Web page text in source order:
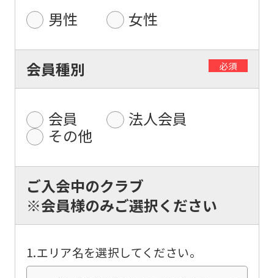
男性 女性
会員種別 必須
会員
法人会員
その他
ご入会中のクラブ
※会員様のみご選択ください
1.エリア名を選択してください。
For
foreigners
Central
Sports
website
is
automatically
translated
into
English.